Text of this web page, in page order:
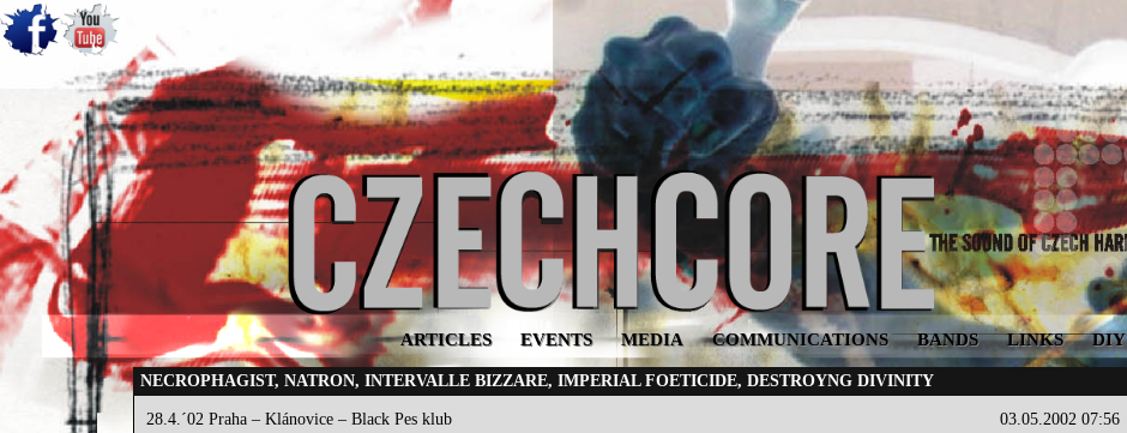
ARTICLES EVENTS MEDIA COMMUNICATIONS BANDS LINKS DIY
NECROPHAGIST, NATRON, INTERVALLE BIZZARE, IMPERIAL FOETICIDE, DESTROYNG DIVINITY
03.05.2002 07:56
28.4.´02 Praha – Klánovice – Black Pes klub